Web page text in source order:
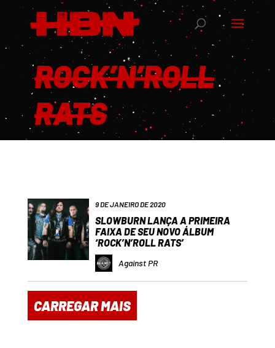
ROCK’N’ROLL
RATS
9 DE JANEIRO DE 2020
SLOWBURN LANÇA A PRIMEIRA
FAIXA DE SEU NOVO ÁLBUM
‘ROCK’N’ROLL RATS’
Against PR
CARREGAR MAIS